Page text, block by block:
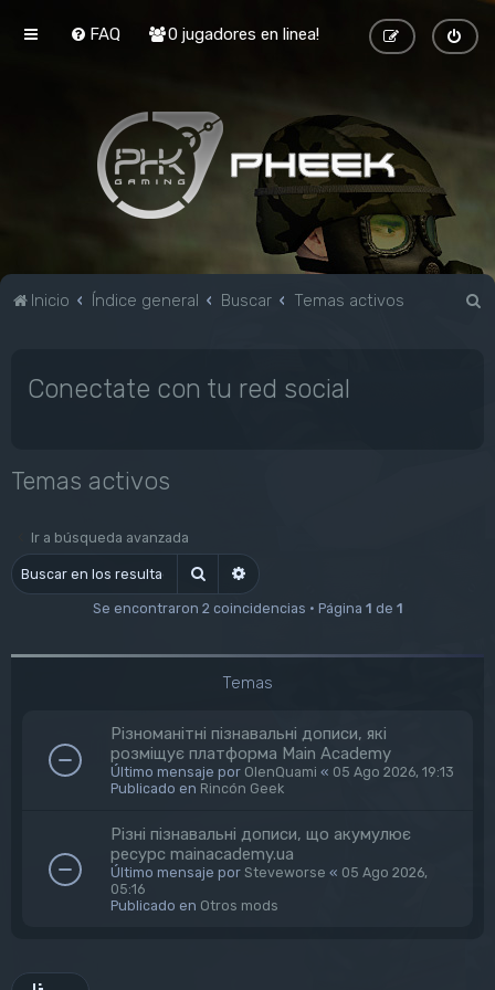
FAQ 0 jugadores en linea!
Inicio Índice general Buscar Temas activos
Conectate con tu red social
Temas activos
Ir a búsqueda avanzada
Buscar Búsqueda avanzada
Se encontraron 2 coincidencias • Página 1 de 1
Temas
Різноманітні пізнавальні дописи, які
розміщує платформа Main Academy
Último mensaje por OlenQuami « 05 Ago 2026, 19:13
Publicado en Rincón Geek
Різні пізнавальні дописи, що акумулює
ресурс mainacademy.ua
Último mensaje por Steveworse « 05 Ago 2026,
05:16
Publicado en Otros mods